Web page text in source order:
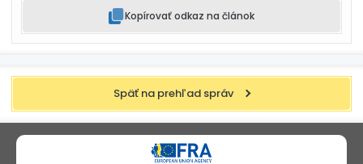
Kopírovať odkaz na článok
Späť na prehľad správ